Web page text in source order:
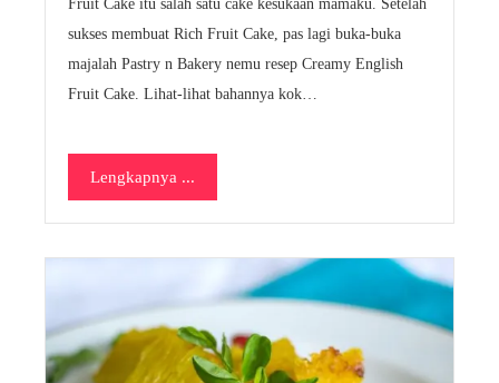
Fruit Cake itu salah satu cake kesukaan mamaku. Setelah
sukses membuat Rich Fruit Cake, pas lagi buka-buka
majalah Pastry n Bakery nemu resep Creamy English
Fruit Cake. Lihat-lihat bahannya kok…
Lengkapnya ...